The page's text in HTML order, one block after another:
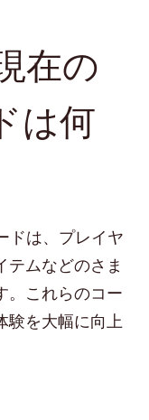
在の
は何
ドは、プレイヤ
テムなどのさま
。これらのコー
験を大幅に向上